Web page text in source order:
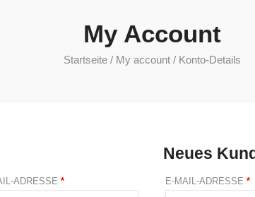
My Account
Startseite/ My account/ Konto-Details
ADRESSE *
Neues
E-MAIL-ADRESSE *